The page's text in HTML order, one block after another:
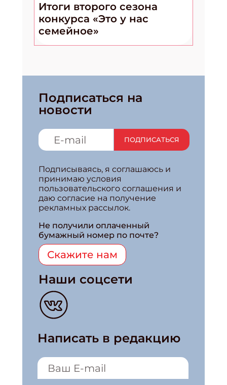
Итоги второго сезона
конкурса «Это у нас
семейное»
Подписаться на
новости
ПОДПИСАТЬСЯ
Подписываясь, я соглашаюсь и
принимаю условия
пользовательского соглашения и
даю согласие на получение
рекламных рассылок.
Не получили оплаченный
бумажный номер по почте?
Скажите нам
Наши соцсети
Написать в редакцию